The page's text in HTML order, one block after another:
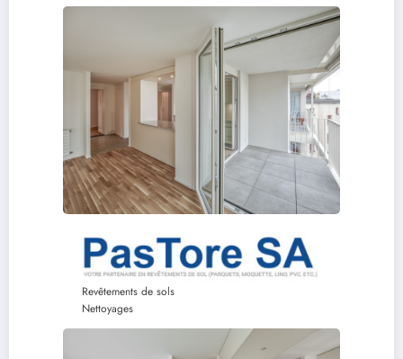
Revêtements de sols
Nettoyages